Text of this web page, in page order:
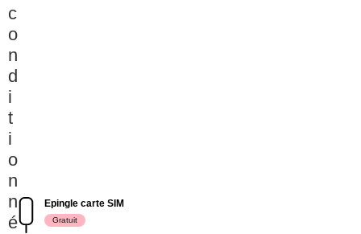
c
o
n
d
i
t
i
o
n
n
é
Epingle carte SIM
Gratuit